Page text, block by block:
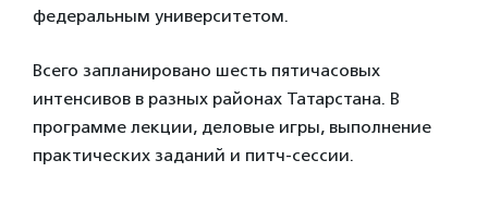
федеральным университетом.
Всего запланировано шесть пятичасовых
интенсивов в разных районах Татарстана. В
программе лекции, деловые игры, выполнение
практических заданий и питч-сессии.